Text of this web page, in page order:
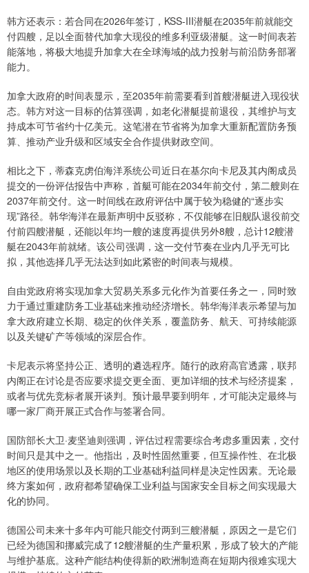
韩方还表示：若合同在2026年签订，KSS-III潜艇在2035年前就能交
付四艘，足以全面替代加拿大现役的维多利亚级潜艇。这一时间表若
能落地，将极大地提升加拿大在全球海域的战力投射与前沿防务部署
能力。
加拿大政府的时间表显示，至2035年前需要看到首艘潜艇进入现役状
态。韩方对这一目标的估算强调，如老化潜艇提前退役，其维护与支
持成本可节省约十亿美元。这笔潜在节省将为加拿大重新配置防务预
算、推动产业升级和区域安全合作提供财政空间。
相比之下，蒂森克虏伯海洋系统公司近日在基尔向卡尼及其内阁成员
提交的一份评估报告中声称，首艇可能在2034年前交付，第二艘则在
2037年前交付。这一时间线在政府评估中属于较为稳健的“逐步实
现”路径。韩华海洋在最新声明中反驳称，不仅能够在旧舰队退役前交
付前四艘潜艇，还能以年均一艘的速度再提供另外8艘，总计12艘潜
艇在2043年前就绪。该公司强调，这一交付节奏在业内几乎无可比
拟，其他选择几乎无法达到如此紧密的时间表与规模。
自由党政府将实现加拿大贸易关系多元化作为首要任务之一，同时致
力于通过重建防务工业基础来推动经济增长。韩华海洋表示希望与加
拿大政府建立长期、稳定的伙伴关系，覆盖防务、航天、可持续能源
以及关键矿产等领域的深层合作。
卡尼表示将坚持公正、透明的遴选程序。随行的政府高官透露，联邦
内阁正在讨论是否应要求提交更全面、更加详细的技术与经济提案，
或者与优先竞标者展开谈判。预计最早要到明年，才可能决定最终与
哪一家厂商开展正式合作与签署合同。
国防部长大卫·麦坚迪则强调，评估过程需要综合考虑多重因素，交付
时间只是其中之一。他指出，及时性固然重要，但互操作性、在北极
地区的使用场景以及长期的工业基础利益同样是决定性因素。无论最
终方案如何，政府都希望确保工业利益与国家安全目标之间实现最大
化的协同。
德国公司未来十多年内可能只能交付两到三艘潜艇，原因之一是它们
已经为德国和挪威完成了12艘潜艇的生产量积累，形成了较大的产能
与维护基底。这种产能结构使得新的欧洲制造商在短期内很难实现大